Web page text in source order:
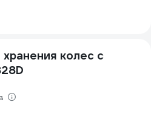
колес с